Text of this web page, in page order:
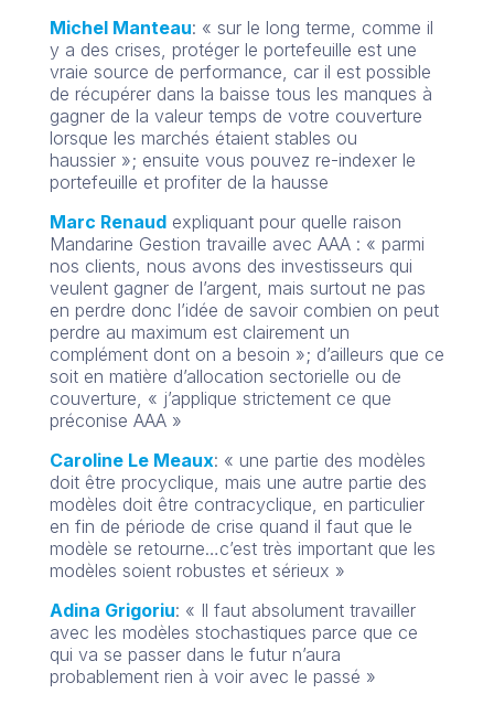
Michel Manteau: « sur le long terme, comme il
y a des crises, protéger le portefeuille est une
vraie source de performance, car il est possible
de récupérer dans la baisse tous les manques à
gagner de la valeur temps de votre couverture
lorsque les marchés étaient stables ou
haussier »; ensuite vous pouvez re-indexer le
portefeuille et profiter de la hausse
Marc Renaudexpliquant pour quelle raison
Mandarine Gestion travaille avec AAA : « parmi
nos clients, nous avons des investisseurs qui
veulent gagner de l’argent, mais surtout ne pas
en perdre donc l’idée de savoir combien on peut
perdre au maximum est clairement un
complément dont on a besoin »; d’ailleurs que ce
soit en matière d’allocation sectorielle ou de
couverture, « j’applique strictement ce que
préconise AAA »
Caroline Le Meaux: « une partie des modèles
doit être procyclique, mais une autre partie des
modèles doit être contracyclique, en particulier
en fin de période de crise quand il faut que le
modèle se retourne…c’est très important que les
modèles soient robustes et sérieux »
Adina Grigoriu: « Il faut absolument travailler
avec les modèles stochastiques parce que ce
qui va se passer dans le futur n’aura
probablement rien à voir avec le passé »